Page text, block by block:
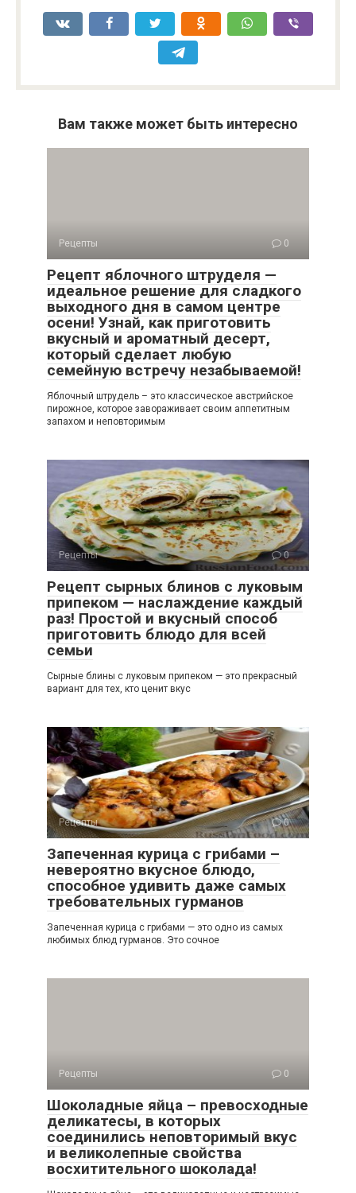
Вам также может быть интересно
Рецепты 0
Рецепт яблочного штруделя —
идеальное решение для сладкого
выходного дня в самом центре
осени! Узнай, как приготовить
вкусный и ароматный десерт,
который сделает любую
семейную встречу незабываемой!
Яблочный штрудель – это классическое австрийское
пирожное, которое завораживает своим аппетитным
запахом и неповторимым
Рецепты 0
Рецепт сырных блинов с луковым
припеком — наслаждение каждый
раз! Простой и вкусный способ
приготовить блюдо для всей
семьи
Сырные блины с луковым припеком — это прекрасный
вариант для тех, кто ценит вкус
Рецепты 0
Запеченная курица с грибами –
невероятно вкусное блюдо,
способное удивить даже самых
требовательных гурманов
Запеченная курица с грибами — это одно из самых
любимых блюд гурманов. Это сочное
Рецепты 0
Шоколадные яйца – превосходные
деликатесы, в которых
соединились неповторимый вкус
и великолепные свойства
восхитительного шоколада!